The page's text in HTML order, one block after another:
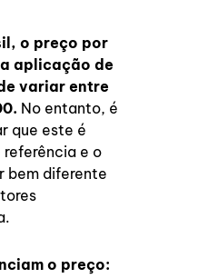
o preço por
aplicação de
variar entre
No entanto, é
que este é
referência e o
bem diferente
o preço: